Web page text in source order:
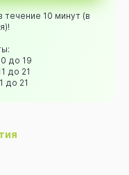
10 минут (в
до 19
до 21
до 21